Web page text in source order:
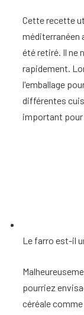
Cette recette
méditerranéen
été retiré. Il ne
rapidement.
l'emballage
différentes
important pour
Le farro est-il
pourriez
céréale